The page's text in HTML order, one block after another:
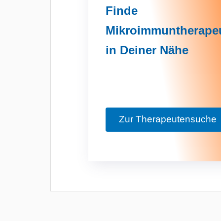
Finde
in Deiner Nähe
Zur Therapeutensuche